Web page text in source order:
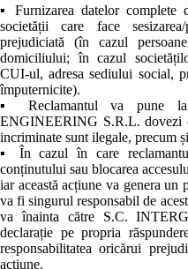
▪ Furnizarea datelor complete
societății care face
prejudiciată (în cazul
domiciliului; în cazul
CUI-ul, adresa sediului social,
împuternicite).
▪ Reclamantul va pune la
ENGINEERING S.R.L. dovezi
incriminate sunt ilegale, precum
▪ În cazul în care
conținutului sau blocarea
iar această acțiune va genera
va fi singurul responsabil de
va înainta către S.C.
declarație pe propria
responsabilitatea oricărui
acțiune.